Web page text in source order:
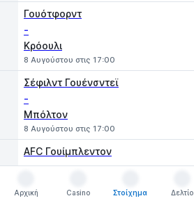
Γουότφορντ
-
Κρόουλι
8 Αυγούστου στις 17:00
Σέφιλντ Γουένσντεϊ
-
Μπόλτον
8 Αυγούστου στις 17:00
AFC Γουίμπλεντον
-
8 Αυγούστου στις 17:00
Αρχική
Casino
Στοίχημα
Δελτίο